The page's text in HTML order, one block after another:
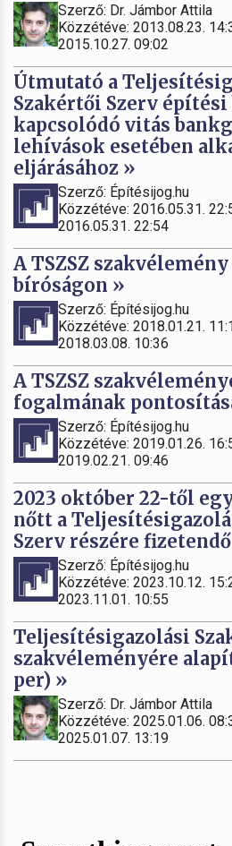
Szerző: Dr. Jámbor Attila
Közzétéve: 2013.08.23.
2015.10.27. 09:02
Útmutató a
Szakértői Szerv
kapcsolódó vitás
lehívások esetében
eljárásához »
Szerző: Építésijog.hu
Közzétéve: 2016.05.31.
2016.05.31. 22:54
A TSZSZ
bíróságon »
Szerző: Építésijog.hu
Közzétéve: 2018.01.21.
2018.03.08. 10:36
A TSZSZ
fogalmának
Szerző: Építésijog.hu
Közzétéve: 2019.01.26.
2019.02.21. 09:46
2023 október 22-től
nőtt a
Szerv részére
Szerző: Építésijog.hu
Közzétéve: 2023.10.12.
2023.11.01. 10:55
Teljesítésigazolási
szakvéleményére
per) »
Szerző: Dr. Jámbor Attila
Közzétéve: 2025.01.06.
2025.01.07. 13:19